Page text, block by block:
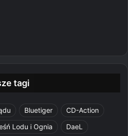
tagi
Bluetiger
CD-Action
Lodu i Ognia
DaeL